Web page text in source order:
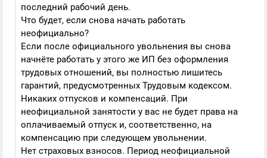
последний рабочий день.
Что будет, если снова начать работать
неофициально?
Если после официального увольнения вы снова
начнёте работать у этого же ИП без оформления
трудовых отношений, вы полностью лишитесь
гарантий, предусмотренных Трудовым кодексом.
Никаких отпусков и компенсаций. При
неофициальной занятости у вас не будет права на
оплачиваемый отпуск и, соответственно, на
компенсацию при следующем увольнении.
Нет страховых взносов. Период неофициальной